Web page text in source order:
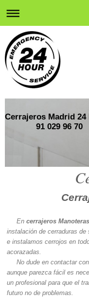
Cerrajeros Madrid 24
91 029 96 70
En cerrajeros Manoteras
instalación de cerraduras
e instalamos cerrojos en
acorazadas.
No dude en contactar
aunque parezca fácil es
un profesional para que el
futuro no de problemas.